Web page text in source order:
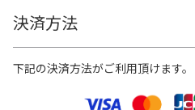
決済方法
下記の決済方法がご利用頂けます。